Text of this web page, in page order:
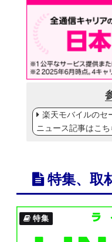
楽天モバイルのセ
ニュース記事はこち
特集、取
特集